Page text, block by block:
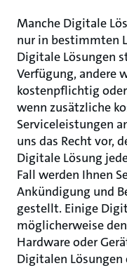
Manche Digitale
nur in bestimmten
Digitale Lösungen
Verfügung, andere
kostenpflichtig
wenn zusätzliche
Serviceleistungen
uns das Recht vor,
Digitale Lösung
Fall werden Ihnen
Ankündigung und
gestellt. Einige
möglicherweise
Hardware oder
Digitalen